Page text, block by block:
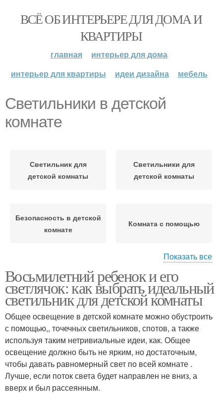
ВСЁ ОБ ИНТЕРЬЕРЕ ДЛЯ ДОМА И
КВАРТИРЫ
главная
интерьер для дома
интерьер для квартиры
идеи дизайна мебель
Светильники в детской
комнате
Светильник для
детской комнаты
Светильники для
детской комнаты
Безопасность в детской
комнате
Комната с помощью
Освещение в детской
комнате
Зоны в детской комнате
Детская комната Точечные светильники
Светильники в
интерьере
Освещение в
Показать все
Восьмилетний ребенок и его
светлячок: как выбрать идеальный
светильник для детской комнаты
Общее освещение в детской комнате можно обустроить
с помощью,, точечных светильников, спотов, а также
используя таким нетривиальные идеи, как. Общее
освещение должно быть не ярким, но достаточным,
чтобы давать равномерный свет по всей комнате .
Лучше, если поток света будет направлен не вниз, а
вверх и был рассеянным.